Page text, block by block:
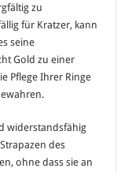
zu
für Kratzer, kann
seine
Gold zu einer
Pflege Ihrer Ringe
widerstandsfähig
des
ohne dass sie an